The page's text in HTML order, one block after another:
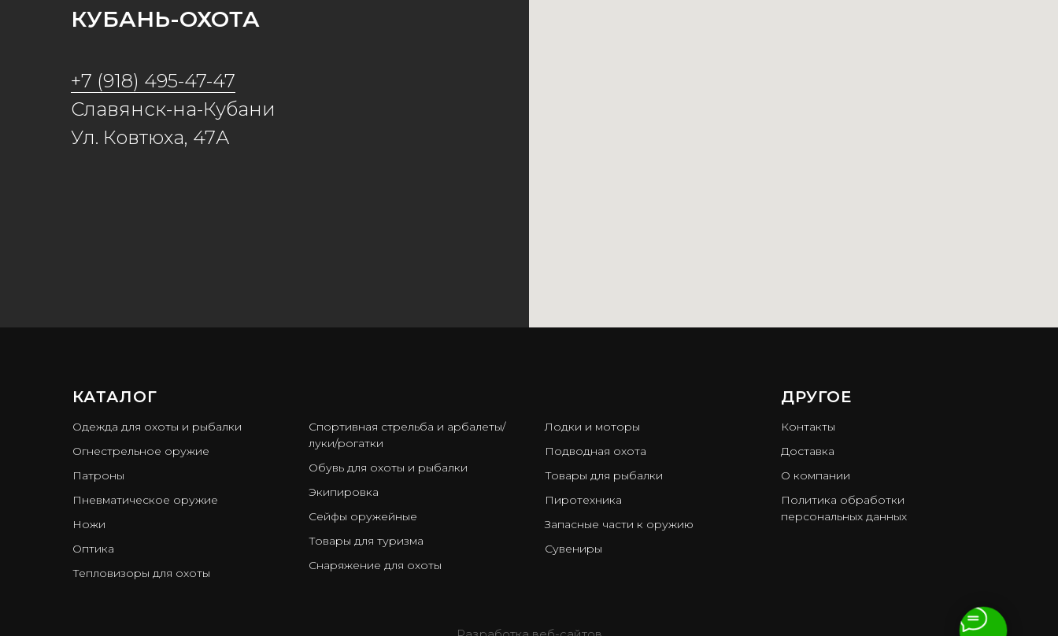
КУБАНЬ-ОХОТА
+7 (918) 495-47-47
Славянск-на-Кубани
Ул. Ковтюха, 47А
КАТАЛОГ
Одежда для охоты и рыбалки
Огнестрельное оружие
Патроны
Пневматическое оружие
Ножи
Оптика
Тепловизоры для охоты
Спортивная стрельба и арбалеты/
луки/рогатки
Обувь для охоты и рыбалки
Экипировка
Сейфы оружейные
Товары для туризма
Снаряжение для охоты
Лодки и моторы
Подводная охота
Товары для рыбалки
Пиротехника
Запасные части к оружию
Сувениры
ДРУГОЕ
Контакты
Доставка
О компании
Политика обработки
персональных данных